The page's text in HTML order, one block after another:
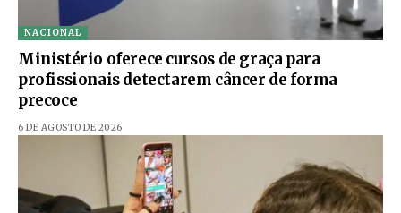
NACIONAL
Ministério oferece cursos de graça para
profissionais detectarem câncer de forma
precoce
6 DE AGOSTO DE 2026